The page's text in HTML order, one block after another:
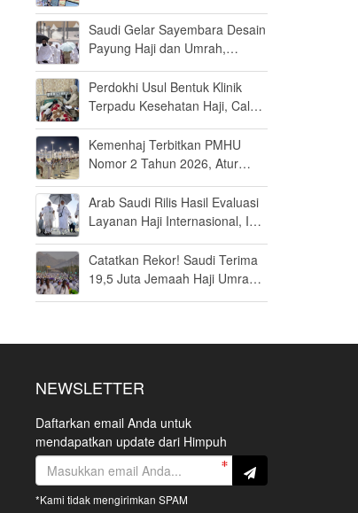
Saudi Gelar Sayembara Desain
Payung Haji dan Umrah,
Berpartisipasi
Perdokhi Usul Bentuk Klinik
Terpadu Kesehatan Haji, Calon
Fit to Fly
Kemenhaj Terbitkan PMHU
Nomor 2 Tahun 2026, Atur
Umrah
Arab Saudi Rilis Hasil Evaluasi
Layanan Haji Internasional, Ini
Catatkan Rekor! Saudi Terima
19,5 Juta Jemaah Haji Umrah
NEWSLETTER
Daftarkan email Anda untuk
mendapatkan update dari Himpuh
*Kami tidak mengirimkan SPAM